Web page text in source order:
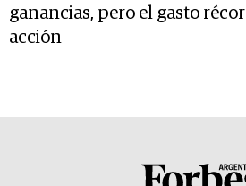
ganancias, pero el gasto
acción